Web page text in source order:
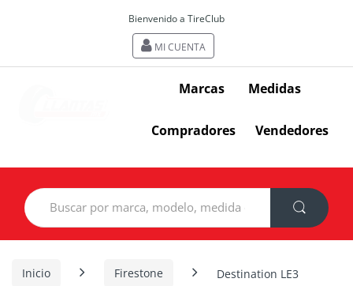
Bienvenido a TireClub
MI CUENTA
Marcas Medidas
Compradores Vendedores
Search
for:
Inicio Firestone Destination LE3